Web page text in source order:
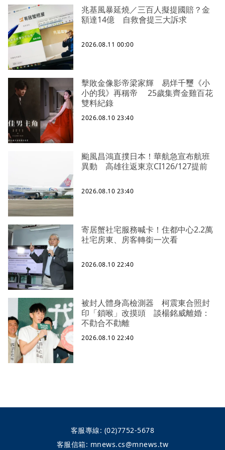
兆基風暴延燒／三百人擬提國賠？金
額達14億 自救會提三大訴求
2026.08.11 00:00
擊敗金像影帝梁家輝 易烊千璽《小
小的我》再稱帝 25歲集齊金雞百花
雙料紀錄
2026.08.10 23:40
颱風昌鴻直撲日本！華航急宣布航班
異動 高雄往返東京CI126/127提前
2026.08.10 23:40
寄居蟹社宅服務喊卡！住都中心2.2萬
社宅房東、房客轉銜一次看
2026.08.10 22:40
被封人體身高檢測器 柯震東合照封
印「鎖喉」改摸頭 談楊銘威離婚：
不勸合不勸離
2026.08.10 22:40
客服專線: (02)7752-5678
客服信箱: mnews.cs@mnews.tw